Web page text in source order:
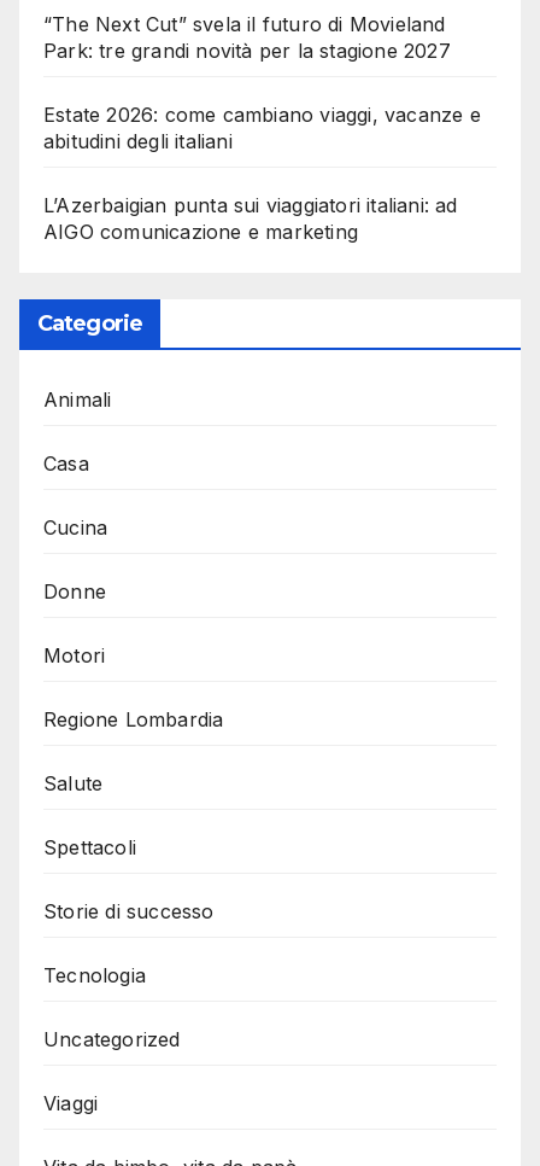
“The Next Cut” svela il futuro di Movieland
Park: tre grandi novità per la stagione 2027
Estate 2026: come cambiano viaggi, vacanze e
abitudini degli italiani
L’Azerbaigian punta sui viaggiatori italiani: ad
AIGO comunicazione e marketing
Categorie
Animali
Casa
Cucina
Donne
Motori
Regione Lombardia
Salute
Spettacoli
Storie di successo
Tecnologia
Uncategorized
Viaggi